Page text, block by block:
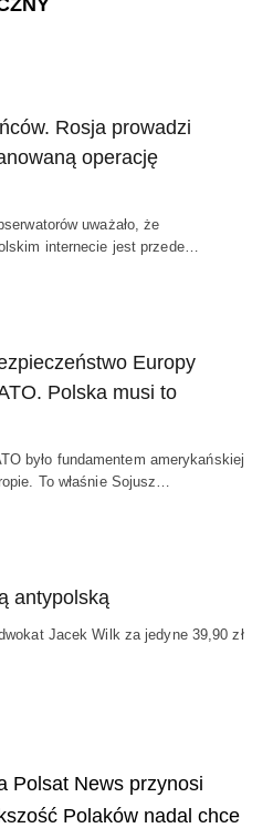
Rosja prowadzi
operację
uważało, że
internecie jest przede…
Europy
Polska musi to
było fundamentem amerykańskiej
To właśnie Sojusz…
antypolską
Jacek Wilk za jedyne 39,90 zł
Polsat News przynosi
Polaków nadal chce